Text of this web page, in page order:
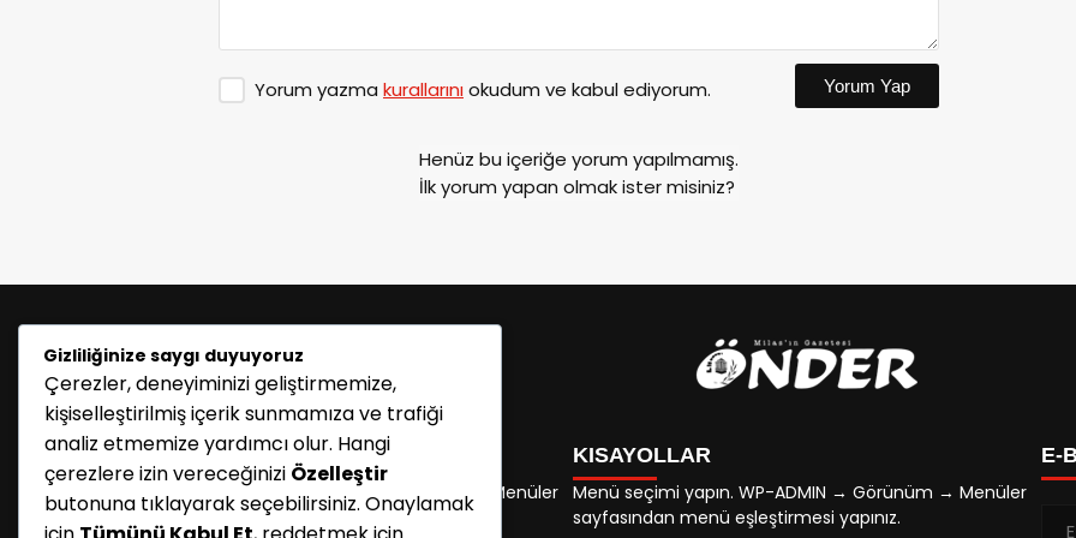
Yorum yazma kurallarınıokudum ve kabul ediyorum. Yorum Yap
Henüz bu içeriğe yorum yapılmamış.
İlk yorum yapan olmak ister misiniz?
KATEGORİLER
Menü seçimi yapın. WP-ADMIN → Görünüm → Menüler
sayfasından menü eşleştirmesi yapınız.
KISAYOLLAR
Menü seçimi yapın. WP-ADMIN → Görünüm → Menüler
sayfasından menü eşleştirmesi yapınız.
E-
Gizliliğinize saygı duyuyoruz
Çerezler, deneyiminizi geliştirmemize,
kişiselleştirilmiş içerik sunmamıza ve trafiği
analiz etmemize yardımcı olur. Hangi
çerezlere izin vereceğinizi Özelleştir
butonuna tıklayarak seçebilirsiniz. Onaylamak